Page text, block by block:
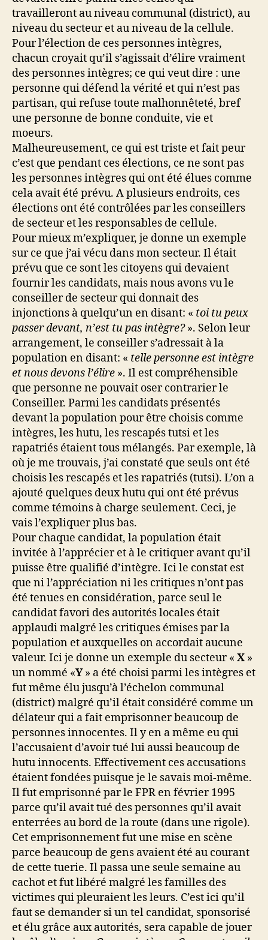
travailleront au niveau communal (district), au
niveau du secteur et au niveau de la cellule.
Pour l’élection de ces personnes intègres,
chacun croyait qu’il s’agissait d’élire vraiment
des personnes intègres; ce qui veut dire : une
personne qui défend la vérité et qui n’est pas
partisan, qui refuse toute malhonnêteté, bref
une personne de bonne conduite, vie et
moeurs.
Malheureusement, ce qui est triste et fait peur
c’est que pendant ces élections, ce ne sont pas
les personnes intègres qui ont été élues comme
cela avait été prévu. A plusieurs endroits, ces
élections ont été contrôlées par les conseillers
de secteur et les responsables de cellule.
Pour mieux m’expliquer, je donne un exemple
sur ce que j’ai vécu dans mon secteur. Il était
prévu que ce sont les citoyens qui devaient
fournir les candidats, mais nous avons vu le
conseiller de secteur qui donnait des
injonctions à quelqu’un en disant: « toi tu peux
passer devant, n’est tu pas intègre?». Selon leur
arrangement, le conseiller s’adressait à la
population en disant: « telle personne est intègre
et nous devons l’élire ». Il est compréhensible
que personne ne pouvait oser contrarier le
Conseiller. Parmi les candidats présentés
devant la population pour être choisis comme
intègres, les hutu, les rescapés tutsi et les
rapatriés étaient tous mélangés. Par exemple, là
où je me trouvais, j’ai constaté que seuls ont été
choisis les rescapés et les rapatriés (tutsi). L’on a
ajouté quelques deux hutu qui ont été prévus
comme témoins à charge seulement. Ceci, je
vais l’expliquer plus bas.
Pour chaque candidat, la population était
invitée à l’apprécier et à le critiquer avant qu’il
puisse être qualifié d’intègre. Ici le constat est
que ni l’appréciation ni les critiques n’ont pas
été tenues en considération, parce seul le
candidat favori des autorités locales était
applaudi malgré les critiques émises par la
population et auxquelles on accordait aucune
valeur. Ici je donne un exemple du secteur « X »
un nommé «Y» a été choisi parmi les intègres et
fut même élu jusqu’à l’échelon communal
(district) malgré qu’il était considéré comme un
délateur qui a fait emprisonner beaucoup de
personnes innocentes. Il y en a même eu qui
l’accusaient d’avoir tué lui aussi beaucoup de
hutu innocents. Effectivement ces accusations
étaient fondées puisque je le savais moi-même.
Il fut emprisonné par le FPR en février 1995
parce qu’il avait tué des personnes qu’il avait
enterrées au bord de la route (dans une rigole).
Cet emprisonnement fut une mise en scène
parce beaucoup de gens avaient été au courant
de cette tuerie. Il passa une seule semaine au
cachot et fut libéré malgré les familles des
victimes qui pleuraient les leurs. C’est ici qu’il
faut se demander si un tel candidat, sponsorisé
et élu grâce aux autorités, sera capable de jouer